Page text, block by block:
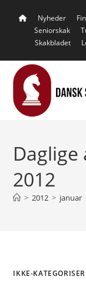
Nyheder
Seniorskak
Skakbladet
2012
> 2012 > januar
IKKE-